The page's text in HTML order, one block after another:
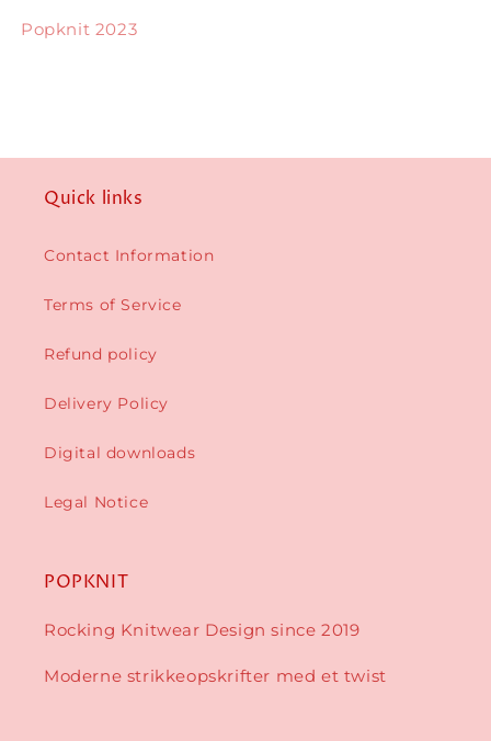
Popknit 2023
Quick links
Contact Information
Terms of Service
Refund policy
Delivery Policy
Digital downloads
Legal Notice
POPKNIT
Rocking Knitwear Design since 2019
Moderne strikkeopskrifter med et twist